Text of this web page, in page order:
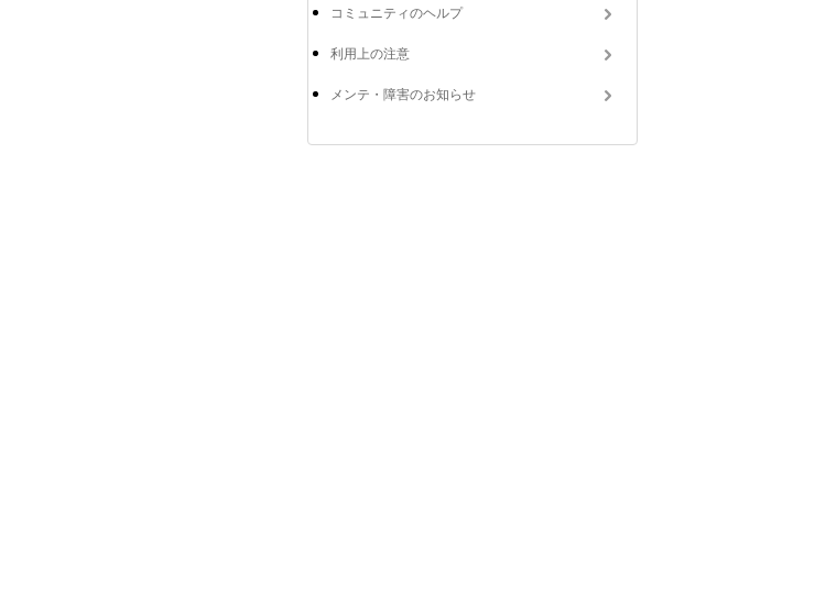
コミュニティのヘルプ
利用上の注意
メンテ・障害のお知らせ